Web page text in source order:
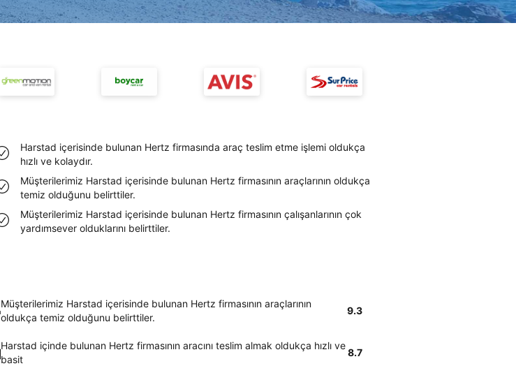
Harstad içerisinde bulunan Hertz firmasında araç teslim etme işlemi oldukça
hızlı ve kolaydır.
Müşterilerimiz Harstad içerisinde bulunan Hertz firmasının araçlarının oldukça
temiz olduğunu belirttiler.
Müşterilerimiz Harstad içerisinde bulunan Hertz firmasının çalışanlarının çok
yardımsever olduklarını belirttiler.
Müşterilerimiz Harstad içerisinde bulunan Hertz firmasının araçlarının
oldukça temiz olduğunu belirttiler.
9.3
Harstad içinde bulunan Hertz firmasının aracını teslim almak oldukça hızlı ve
basit
8.7